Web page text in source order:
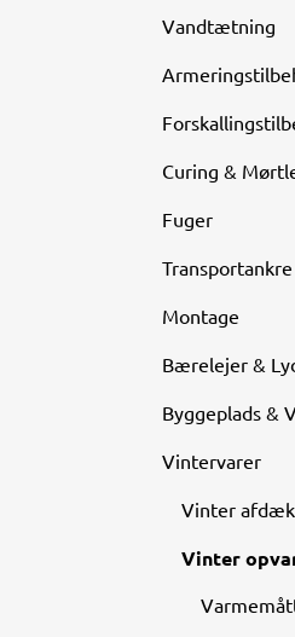
Vandtætning
Curing &
Fuger
Transportankre
Montage
Bærelejer &
Byggeplads &
Vintervarer
Vinter
Vinter